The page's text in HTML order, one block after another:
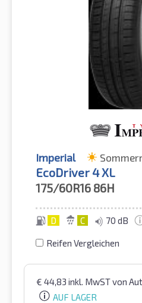
Imperial
EcoDriver 4 XL
175/60R16 86H
D C 70 dB
Reifen Vergleichen
€ 44,83 inkl. MwSTvon
AUF LAGER